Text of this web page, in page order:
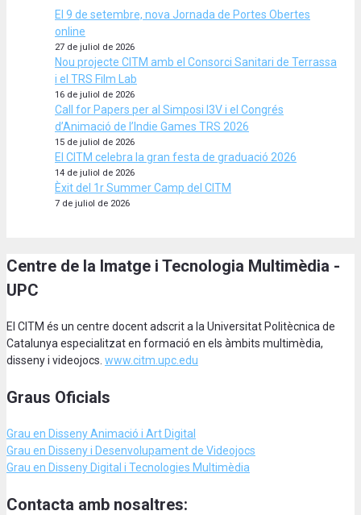
El 9 de setembre, nova Jornada de Portes Obertes
online
27 de juliol de 2026
Nou projecte CITM amb el Consorci Sanitari de Terrassa
i el TRS Film Lab
16 de juliol de 2026
Call for Papers per al Simposi I3V i el Congrés
d’Animació de l’Indie Games TRS 2026
15 de juliol de 2026
El CITM celebra la gran festa de graduació 2026
14 de juliol de 2026
Èxit del 1r Summer Camp del CITM
7 de juliol de 2026
Centre de la Imatge i Tecnologia Multimèdia -
UPC
El CITM és un centre docent adscrit a la Universitat Politècnica de
Catalunya especialitzat en formació en els àmbits multimèdia,
disseny i videojocs. www.citm.upc.edu
Graus Oficials
Grau en Disseny Animació i Art Digital
Grau en Disseny i Desenvolupament de Videojocs
Grau en Disseny Digital i Tecnologies Multimèdia
Contacta amb nosaltres: